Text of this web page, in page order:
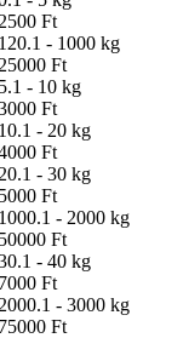
Ft
- 1000 kg
Ft
- 10 kg
Ft
- 20 kg
Ft
- 30 kg
Ft
- 2000 kg
Ft
- 40 kg
Ft
- 3000 kg
Ft